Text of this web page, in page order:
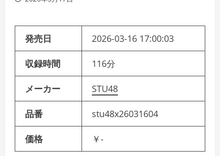
発売日 2026-03-16 17:00:03
収録時間 116分
メーカー STU48
品番 stu48x26031604
価格 ￥-